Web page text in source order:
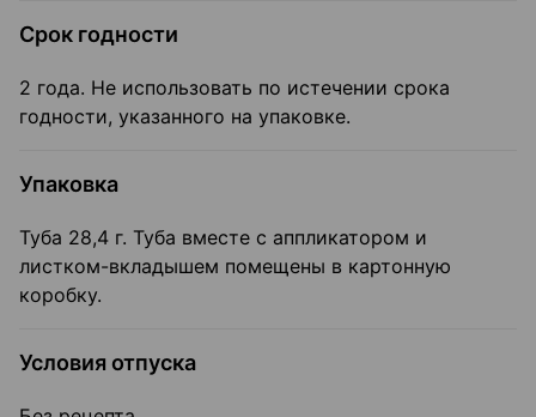
Срок годности
2 года. Не использовать по истечении срока
годности, указанного на упаковке.
Упаковка
Туба 28,4 г. Туба вместе с аппликатором и
листком-вкладышем помещены в картонную
коробку.
Условия отпуска